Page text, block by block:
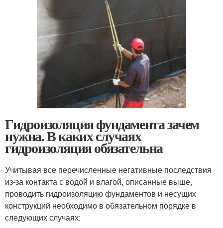
Гидроизоляция фундамента зачем
нужна. В каких случаях
гидроизоляция обязательна
Учитывая все перечисленные негативные последствия
из-за контакта с водой и влагой, описанные выше,
проводить гидроизоляцию фундаментов и несущих
конструкций необходимо в обязательном порядке в
следующих случаях: